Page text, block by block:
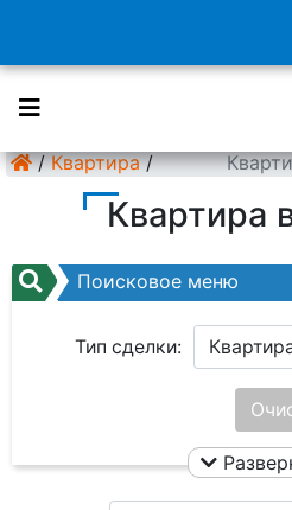
/ Квартира /
Квартира
Поисковое меню
Тип сделки:
Ничего
Цена: